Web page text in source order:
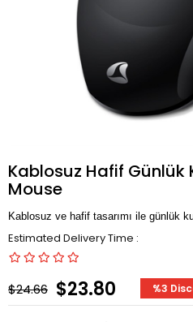
Kablosuz Hafif Günlük
Mouse
Kablosuz ve hafif tasarımı ile günlük
Estimated Delivery Time :
$24.66 $23.80 %3